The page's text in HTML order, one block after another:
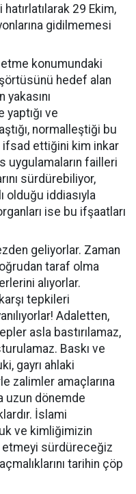
29 Ekim,
gidilmemesi
konumundaki
hedef alan
yakasını
yaptığı ve
normalleştiği bu
ifsad ettiğini kim inkar
uygulamaların failleri
sürdürebiliyor,
olduğu iddiasıyla
ise bu ifşaatları
geliyorlar. Zaman
taraf olma
alıyorlar.
tepkileri
Adaletten,
asla bastırılamaz,
Baskı ve
gayrı ahlaki
zalimler amaçlarına
uzun dönemde
İslami
ve kimliğimizin
etmeyi sürdüreceğiz
tarihin çöp